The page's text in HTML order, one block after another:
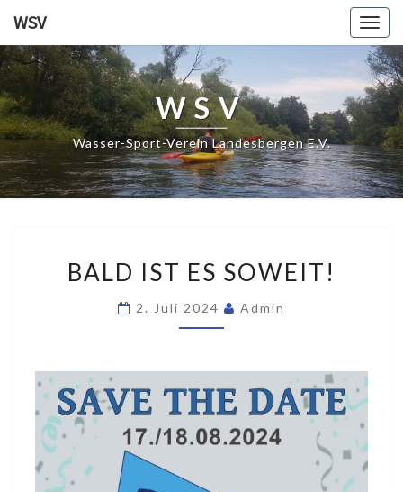
WSV
WSV
Wasser-Sport-Verein Landesbergen E.V.
IST
SOWEIT!
BALD IST ES SOWEIT!
2. Juli 2024 Admin